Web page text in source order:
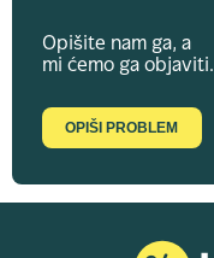
Opišite nam ga, a
mi ćemo ga objaviti.
OPIŠI PROBLEM